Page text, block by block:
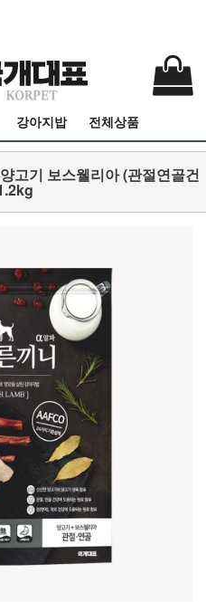
강아지밥 전체상품
고기 보스웰리아 (관절연골건